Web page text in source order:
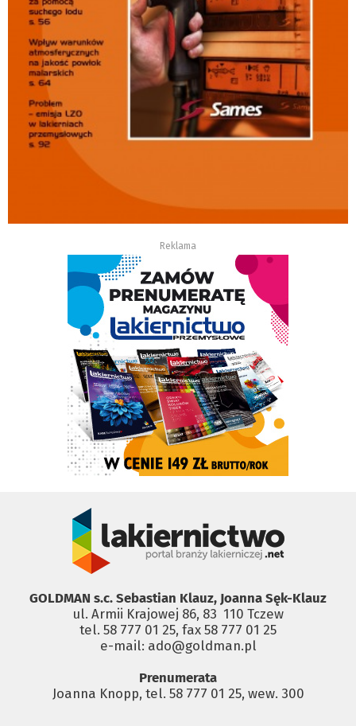
Reklama
GOLDMAN s.c. Sebastian Klauz, Joanna Sęk-Klauz
ul. Armii Krajowej 86, 83 ­ 110 Tczew
tel. 58 777 01 25, fax 58 777 01 25
e-mail: ado@goldman.pl
Prenumerata
Joanna Knopp, tel. 58 777 01 25, wew. 300